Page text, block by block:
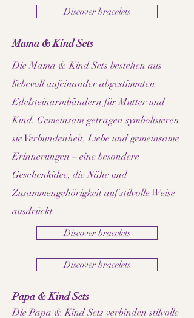
Discover bracelets
Mama & Kind Sets
Die Mama & Kind Sets bestehen aus
liebevoll aufeinander abgestimmten
Edelsteinarmbändern für Mutter und
Kind. Gemeinsam getragen symbolisieren
sie Verbundenheit, Liebe und gemeinsame
Erinnerungen – eine besondere
Geschenkidee, die Nähe und
Zusammengehörigkeit auf stilvolle Weise
ausdrückt.
Discover bracelets
Discover bracelets
Papa & Kind Sets
Die Papa & Kind Sets verbinden stilvolle